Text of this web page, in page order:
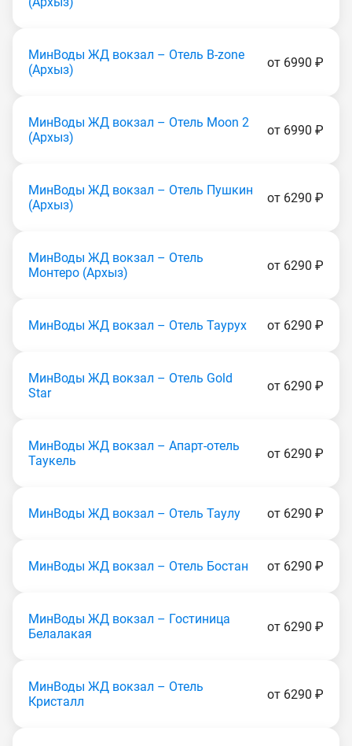
МинВоды ЖД вокзал – Отель B-zone
(Apxыз)
от 6990 ₽
МинВоды ЖД вокзал – Отель Moon 2
(Apxыз)
от 6990 ₽
МинВоды ЖД вокзал – Отель Пушкин
(Apxыз)
от 6290 ₽
МинВоды ЖД вокзал – Отель
Монтеро (Apxыз)
от 6290 ₽
МинВоды ЖД вокзал – Отель Таурух от 6290 ₽
МинВоды ЖД вокзал – Отель Gold
Star
от 6290 ₽
МинВоды ЖД вокзал – Апарт-отель
Таукель
от 6290 ₽
МинВоды ЖД вокзал – Отель Таулу от 6290 ₽
МинВоды ЖД вокзал – Отель Бостан от 6290 ₽
МинВоды ЖД вокзал – Гостиница
Белалакая
от 6290 ₽
МинВоды ЖД вокзал – Отель
Кристалл
от 6290 ₽